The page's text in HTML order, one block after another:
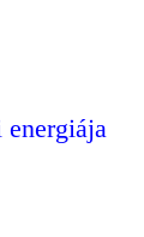
energiája